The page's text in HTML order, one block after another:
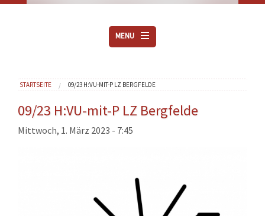
MENU
VEREINE
AKTUELLES
DOWNLOADS
EINSÄTZE
Sie sind hier
STARTSEITE 09/23 H:VU-MIT-P LZ BERGFELDE
09/23 H:VU-mit-P LZ Bergfelde
Mittwoch, 1. März 2023 - 7:45